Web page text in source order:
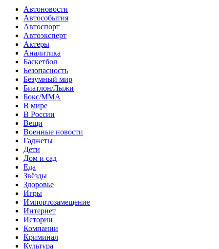
Автоновости
Автособытия
Автоспорт
Автоэксперт
Актеры
Аналитика
Баскетбол
Безопасность
Безумный мир
Биатлон/Лыжи
Бокс/MMA
В мире
В России
Вещи
Военные новости
Гаджеты
Дети
Дом и сад
Еда
Звёзды
Здоровье
Игры
Импортозамещение
Интернет
Истории
Компании
Криминал
Культура